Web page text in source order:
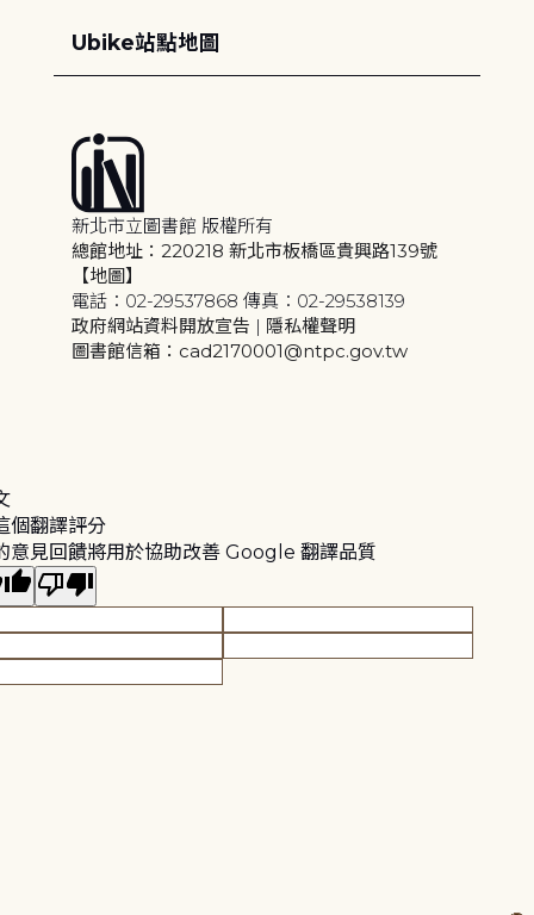
Ubike站點地圖
新北市立圖書館 版權所有
總館地址：220218 新北市板橋區貴興路139號
【地圖】
電話：02-29537868 傳真：02-29538139
政府網站資料開放宣告 | 隱私權聲明
圖書館信箱：cad2170001@ntpc.gov.tw
個翻譯評分
意見回饋將用於協助改善 Google 翻譯品質